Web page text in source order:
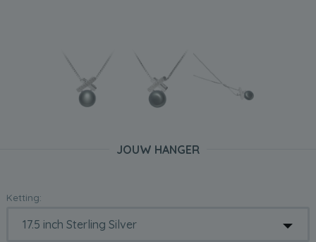
JOUW HANGER
Ketting: